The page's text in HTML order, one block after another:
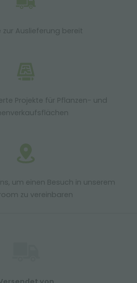
zur Auslieferung bereit
Projekte für Pflanzen- und
um einen Besuch in unserem
zu vereinbaren